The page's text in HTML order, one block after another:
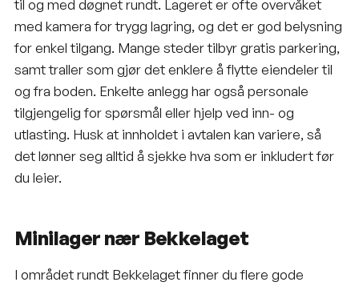
til og med døgnet rundt. Lageret er ofte overvåket
med kamera for trygg lagring, og det er god belysning
for enkel tilgang. Mange steder tilbyr gratis parkering,
samt traller som gjør det enklere å flytte eiendeler til
og fra boden. Enkelte anlegg har også personale
tilgjengelig for spørsmål eller hjelp ved inn- og
utlasting. Husk at innholdet i avtalen kan variere, så
det lønner seg alltid å sjekke hva som er inkludert før
du leier.
Minilager nær Bekkelaget
I området rundt Bekkelaget finner du flere gode